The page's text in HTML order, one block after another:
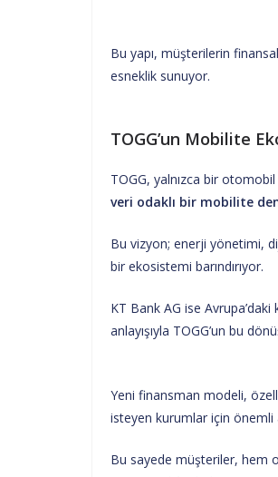
Bu yapı, müşterilerin
esneklik sunuyor.
TOGG’un Mobilite
TOGG, yalnızca bir
veri odaklı bir mobilite
Bu vizyon; enerji yönetimi,
bir ekosistemi barındırıyor.
KT Bank AG ise
anlayışıyla TOGG’un bu
Yeni finansman modeli,
isteyen kurumlar için önemli
Bu sayede müşteriler, hem